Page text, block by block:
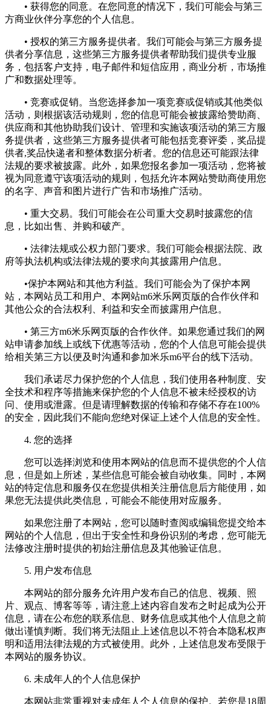
• 获得您的同意。在您同意的情况下，我们可能会与第三
方商业伙伴分享您的个人信息。
• 授权的第三方服务提供者。我们可能会与第三方服务提
供者分享信息，这些第三方服务提供者帮助我们提供专业服
务，包括客户支持，电子邮件和短信应用，商业分析，市场推
广和数据处理等。
• 竞赛或促销。当您选择参加一项竞赛或促销或其他类似
活动，则根据该活动规则，您的信息可能会被披露给赞助商、
供应商和其他协助我们设计、管理和实施该项活动的第三方服
务提供者，这些第三方服务提供者可能包括竞赛评委，奖品提
供者,奖品快递者和整体数据分析者。您的信息还可能跟法律
法规的要求被披露。此外，如果您报名参加一项活动，您将被
视为同意遵守该项活动的规则，包括允许本网站赞助商使用您
的名字、声音和图片进行广告和市场推广活动。
• 重大交易。我们可能会在公司重大交易时披露您的信
息，比如出售、并购和破产。
• 法律法规或公权力部门要求。我们可能会根据法院、政
府等执法机构或法律法规的要求向其披露用户信息。
•保护本网站和其他方利益。我们可能会为了保护本网
站，本网站员工和用户、本网站m6米乐网页版的合作伙伴和
其他公众的合法权利、利益和安全而披露用户信息。
• 第三方m6米乐网页版的合作伙伴。如果您通过我们的网
站申请参加线上或线下优惠等活动，您的个人信息可能会提供
给相关第三方以便及时沟通和参加米乐m6平台的线下活动。
我们承诺尽力保护您的个人信息，我们使用各种制度、安
全技术和程序等措施来保护您的个人信息不被未经授权的访
问、使用或泄露。但是请理解数据的传输和存储不存在100%
的安全，因此我们不能向您绝对保证上述个人信息的安全性。
4. 您的选择
您可以选择浏览和使用本网站的信息而不提供您的个人信
息，但是如上所述，某些信息可能会被自动收集。同时，本网
站的特定信息和服务仅在您提供相关注册信息后方能使用，如
果您无法提供此类信息，可能会不能使用对应服务。
如果您注册了本网站，您可以随时查阅或编辑您提交给本
网站的个人信息，但出于安全性和身份识别的考虑，您可能无
法修改注册时提供的初始注册信息及其他验证信息。
5. 用户发布信息
本网站的部分服务允许用户发布自己的信息、视频、照
片、观点、博客等等，请注意上述内容自发布之时起成为公开
信息，请在公布您的联系信息、财务信息或其他个人信息之前
做出谨慎判断。我们将无法阻止上述信息以不符合本隐私权声
明和适用法律法规的方式被使用。此外，上述信息发布受限于
本网站的服务协议。
6. 未成年人的个人信息保护
本网站非常重视对未成年人个人信息的保护。若您是18周